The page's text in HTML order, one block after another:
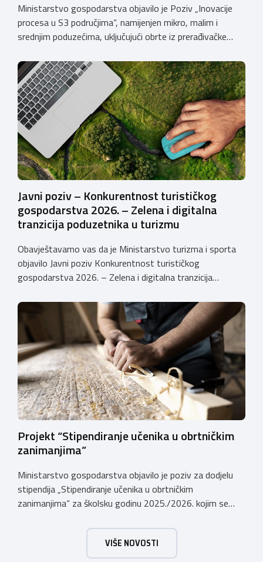
Ministarstvo gospodarstva objavilo je Poziv „Inovacije
procesa u S3 područjima“, namijenjen mikro, malim i
srednjim poduzećima, uključujući obrte iz prerađivačke
uspješnije plasirati na tržište kroz modernizaciju poslovnih
procesa. Poziv se provodi u okviru PKK 2021. – 2027. Cilj
Poziva je potaknuti uvođenje inovacija procesa i
organizacije poslovanja koje […]
Javni poziv – Konkurentnost turističkog
gospodarstva 2026. – Zelena i digitalna
tranzicija poduzetnika u turizmu
Obavještavamo vas da je Ministarstvo turizma i sporta
objavilo Javni poziv Konkurentnost turističkog
gospodarstva 2026. – Zelena i digitalna tranzicija
male vrijednosti u ukupnom iznosu od 3.403.640,00 €.
Program je namijenjen subjektima malog gospodarstva
registriranim za ugostiteljske i/ili turističke djelatnosti,
obiteljskim poljoprivrednim
gospodarstvima/poljoprivrednicima koja su registrirana
za pružanje […]
Projekt “Stipendiranje učenika u obrtničkim
zanimanjima”
Ministarstvo gospodarstva objavilo je poziv za dodjelu
stipendija „Stipendiranje učenika u obrtničkim
zanimanjima“ za školsku godinu 2025./2026. kojim se
2025./2026. obrazuju temeljem programa/kurikula u
trogodišnjem trajanju za stjecanje deficitarnih obrtničkih
VIŠE NOVOSTI